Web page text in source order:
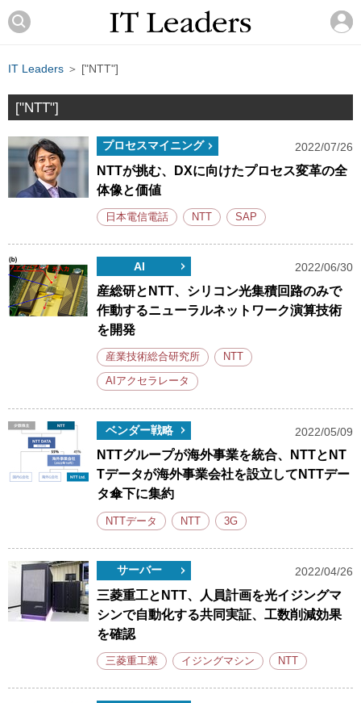
IT Leaders ＞ ["NTT"]
["NTT"]
プロセスマイニング 2022/07/26
NTTが挑む、DXに向けたプロセス変革の全
体像と価値
日本電信電話 NTT SAP
AI 2022/06/30
産総研とNTT、シリコン光集積回路のみで
作動するニューラルネットワーク演算技術
を開発
産業技術総合研究所 NTT
AIアクセラレータ
ベンダー戦略 2022/05/09
NTTグループが海外事業を統合、NTTとNT
Tデータが海外事業会社を設立してNTTデー
タ傘下に集約
NTTデータ NTT 3G
サーバー 2022/04/26
三菱重工とNTT、人員計画を光イジングマ
シンで自動化する共同実証、工数削減効果
を確認
三菱重工業 イジングマシン NTT